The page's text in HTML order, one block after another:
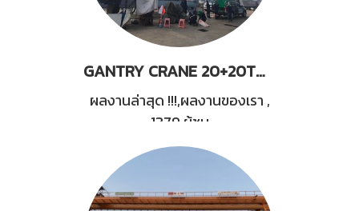
GANTRY CRANE 20+20TONS
ผลงานล่าสุด !!!,ผลงานของเรา ,
1379 ผู้ชม